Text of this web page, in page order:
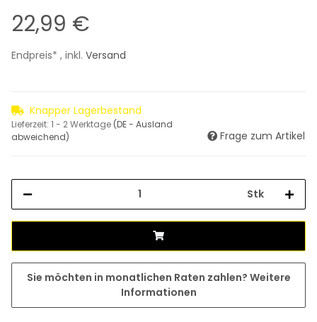
22,99 €
Endpreis* , inkl. Versand
Knapper Lagerbestand
Lieferzeit: 1 - 2 Werktage (DE - Ausland
abweichend)
Frage zum Artikel
Stk
Sie möchten in monatlichen Raten zahlen? Weitere
Informationen